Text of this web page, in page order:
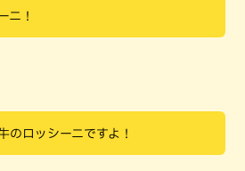
ニ！
のロッシーニですよ！